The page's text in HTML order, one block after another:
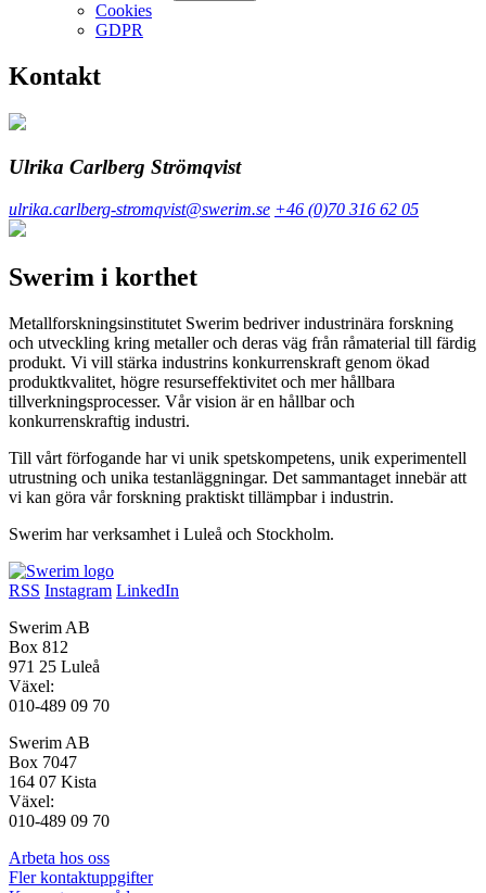
Cookies
GDPR
Kontakt
Ulrika Carlberg Strömqvist
ulrika.carlberg-stromqvist@swerim.se +46 (0)70 316 62 05
Swerim i korthet
Metallforskningsinstitutet Swerim bedriver industrinära forskning
och utveckling kring metaller och deras väg från råmaterial till färdig
produkt. Vi vill stärka industrins konkurrenskraft genom ökad
produktkvalitet, högre resurseffektivitet och mer hållbara
tillverkningsprocesser. Vår vision är en hållbar och
konkurrenskraftig industri.
Till vårt förfogande har vi unik spetskompetens, unik experimentell
utrustning och unika testanläggningar. Det sammantaget innebär att
vi kan göra vår forskning praktiskt tillämpbar i industrin.
Swerim har verksamhet i Luleå och Stockholm.
RSS Instagram LinkedIn
Swerim AB
Box 812
971 25 Luleå
Växel:
010-489 09 70
Swerim AB
Box 7047
164 07 Kista
Växel:
010-489 09 70
Arbeta hos oss
Fler kontaktuppgifter